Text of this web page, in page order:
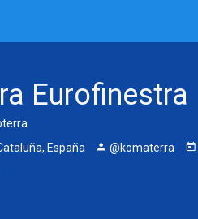
Eurofinestra
España @komaterra